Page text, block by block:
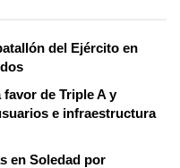
del Ejército en
de Triple A y
e infraestructura
en Soledad por